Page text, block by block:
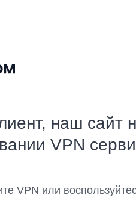
наш сайт
VPN
VPN или